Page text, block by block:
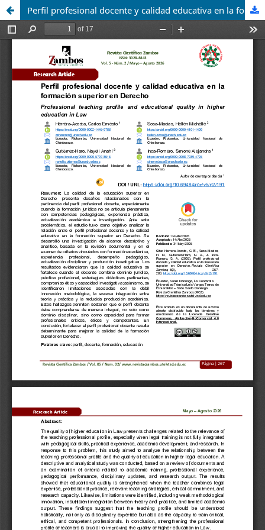
Perfil profesional docente y calidad educativa en la formación superior en Derecho